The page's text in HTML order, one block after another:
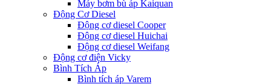
Máy bơm bù áp Kaiquan
Động Cơ Diesel
Động cơ diesel Cooper
Động cơ diesel Huichai
Động cơ diesel Weifang
Động cơ điện Vicky
Bình Tích Áp
Bình tích áp Varem